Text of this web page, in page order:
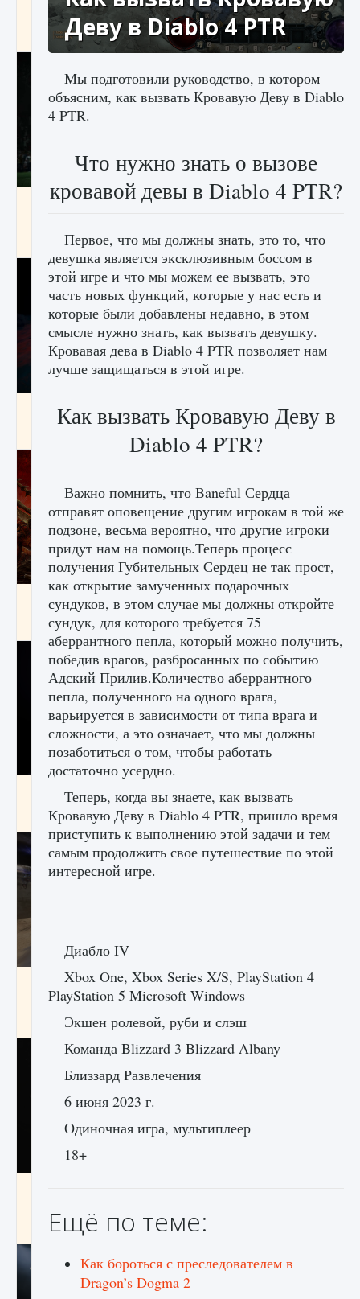
игре Creatures of Ava
9 августа 2024 1 164 0 0
Как исправить ошибку EA FC 25 beta,
9 августа 2024 1 370 0 0
Как создавать предметы в Creatures of Ava
1 266
Как найти Гробницу Изгоев в Diablo 4
9 августа 2024 1 337 0
Как получить Thunder Egg в Stardew Valley
9 августа 2024 1 244 0 0
Как исправить неработающие награды For
Honor
9 августа 2024 1 205 0
9 августа 2024 1 151
Деву в Diablo 4 PTR
Мы подготовили руководство, в котором
объясним, как вызвать Кровавую Деву в Diablo
4 PTR.
Что нужно знать о вызове
кровавой девы в Diablo 4 PTR?
Первое, что мы должны знать, это то, что
девушка является эксклюзивным боссом в
этой игре и что мы можем ее вызвать, это
часть новых функций, которые у нас есть и
которые были добавлены недавно, в этом
смысле нужно знать, как вызвать девушку.
Кровавая дева в Diablo 4 PTR позволяет нам
лучше защищаться в этой игре.
Как вызвать Кровавую Деву в
Diablo 4 PTR?
Важно помнить, что Baneful Сердца
отправят оповещение другим игрокам в той же
подзоне, весьма вероятно, что другие игроки
придут нам на помощь.Теперь процесс
получения Губительных Сердец не так прост,
как открытие замученных подарочных
сундуков, в этом случае мы должны откройте
сундук, для которого требуется 75
аберрантного пепла, который можно получить,
победив врагов, разбросанных по событию
Адский Прилив.Количество аберрантного
пепла, полученного на одного врага,
варьируется в зависимости от типа врага и
сложности, а это означает, что мы должны
позаботиться о том, чтобы работать
достаточно усердно.
Теперь, когда вы знаете, как вызвать
Кровавую Деву в Diablo 4 PTR, пришло время
приступить к выполнению этой задачи и тем
самым продолжить свое путешествие по этой
интересной игре.
Диабло IV
Xbox One, Xbox Series X/S, PlayStation 4
PlayStation 5 Microsoft Windows
Экшен ролевой, руби и слэш
Команда Blizzard 3 Blizzard Albany
Близзард Развлечения
6 июня 2023 г.
Одиночная игра, мультиплеер
18+
Ещё по теме:
Как бороться с преследователем в
Dragon’s Dogma 2